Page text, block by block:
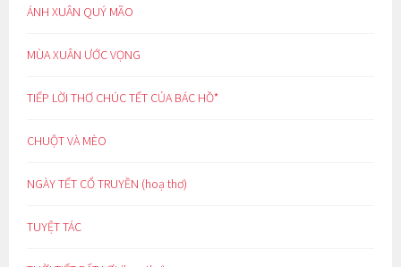
ÁNH XUÂN QUÝ MÃO
MÙA XUÂN ƯỚC VỌNG
TIẾP LỜI THƠ CHÚC TẾT CỦA BÁC HỒ*
CHUỘT VÀ MÈO
NGÀY TẾT CỔ TRUYỀN (hoạ thơ)
TUYỆT TÁC